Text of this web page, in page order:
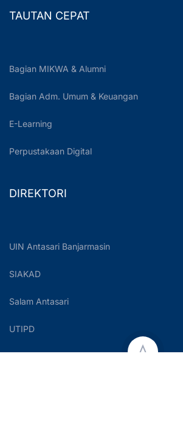
TAUTAN CEPAT
Bagian MIKWA & Alumni
Bagian Adm. Umum & Keuangan
E-Learning
Perpustakaan Digital
DIREKTORI
UIN Antasari Banjarmasin
SIAKAD
Salam Antasari
UTIPD